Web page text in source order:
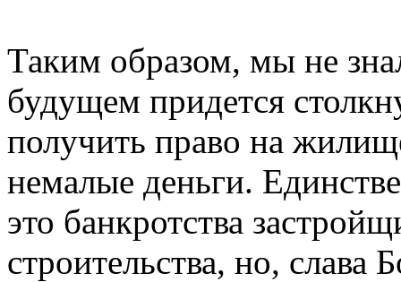
Таким образом, мы не
будущем придется
получить право на
немалые деньги.
это банкротства
строительства, но, слава